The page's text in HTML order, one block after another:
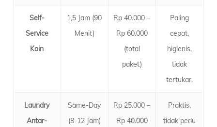
Self-
Service
Koin
1,5 Jam (90
Menit)
Rp 40.000 –
Rp 60.000
(total
paket)
Paling
cepat,
higienis,
tidak
tertukar.
Laundry
Antar-
Same-Day
(8-12 Jam)
Rp 25.000 –
Rp 40.000
Praktis,
tidak perlu